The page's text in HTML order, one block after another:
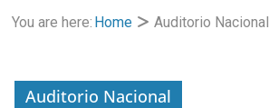
You are here: Home Auditorio Nacional
Auditorio Nacional